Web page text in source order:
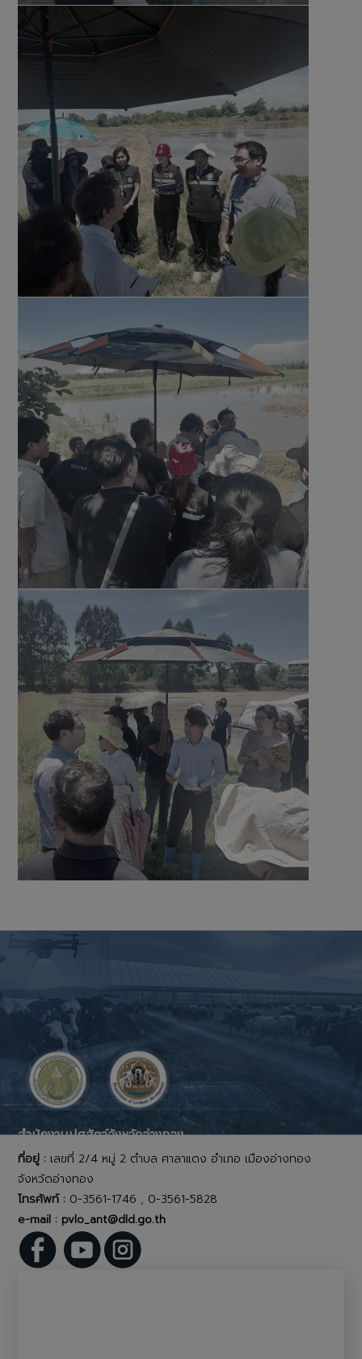
สำนักงานปศุสัตว์จังหวัดอ่างทอง
ที่อยู่ : เลขที่ 2/4 หมู่ 2 ตำบล ศาลาแดง อำเภอ เมืองอ่างทอง
จังหวัดอ่างทอง
โทรศัพท์ : 0-3561-1746 , 0-3561-5828
e-mail : pvlo_ant@dld.go.th